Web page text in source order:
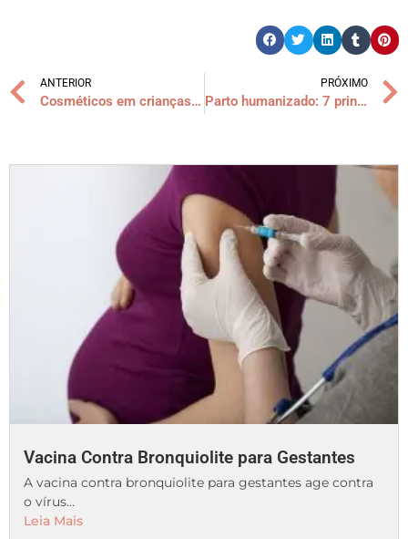
ANTERIOR
Cosméticos em crianças: tudo o que você precisa saber!
PRÓXIMO
Parto humanizado: 7 principais mitos
Vacina Contra Bronquiolite para Gestantes
A vacina contra bronquiolite para gestantes age contra
o vírus...
Leia Mais